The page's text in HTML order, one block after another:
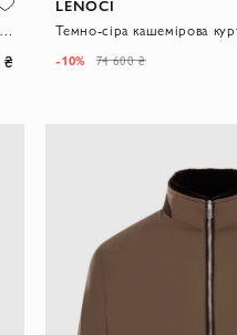
LENOCI
-10% 74 600 ₴